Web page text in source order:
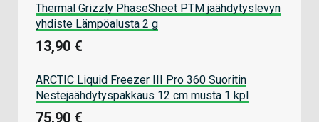
Thermal Grizzly PhaseSheet PTM jäähdytyslevyn
yhdiste Lämpöalusta 2 g
13,90 €
ARCTIC Liquid Freezer III Pro 360 Suoritin
Nestejäähdytyspakkaus 12 cm musta 1 kpl
75,90 €